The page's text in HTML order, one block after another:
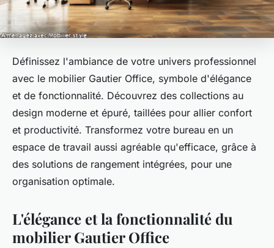
Définissez l'ambiance de votre univers professionnel
avec le mobilier Gautier Office, symbole d'élégance
et de fonctionnalité. Découvrez des collections au
design moderne et épuré, taillées pour allier confort
et productivité. Transformez votre bureau en un
espace de travail aussi agréable qu'efficace, grâce à
des solutions de rangement intégrées, pour une
organisation optimale.
L'élégance et la fonctionnalité du
mobilier Gautier Office